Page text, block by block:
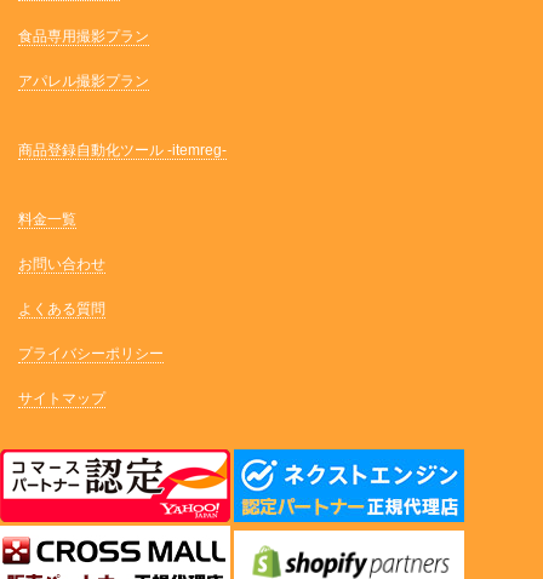
食品専用撮影プラン
アパレル撮影プラン
商品登録自動化ツール -itemreg-
料金一覧
お問い合わせ
よくある質問
プライバシーポリシー
サイトマップ